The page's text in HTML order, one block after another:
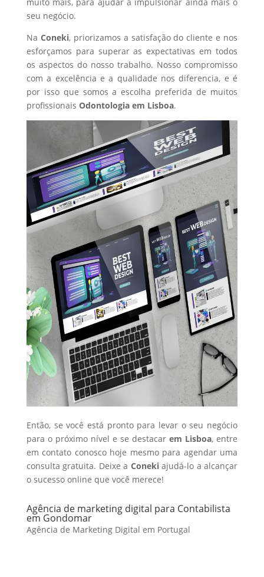
seu negócio.
Na Coneki, priorizamos a satisfação do cliente e nos
esforçamos para superar as expectativas em todos
os aspectos do nosso trabalho. Nosso compromisso
com a excelência e a qualidade nos diferencia, e é
por isso que somos a escolha preferida de muitos
profissionais Odontologiaem Lisboa.
Então, se você está pronto para levar o seu negócio
para o próximo nível e se destacarem Lisboa, entre
em contato conosco hoje mesmo para agendar uma
consulta gratuita. Deixe a Conekiajudá-lo a alcançar
o sucesso online que você merece!
Agência de marketing digital para Contabilista
em Gondomar
Agência de Marketing Digital em Portugal